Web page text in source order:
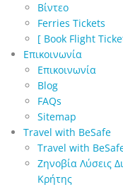
Βίντεο
Ferries Tickets
[ Book Flight
Επικοινωνία
Επικοινωνία
Blog
FAQs
Sitemap
Travel with BeSafe
Travel with
Ζηνοβία Λύσεις
Κρήτης